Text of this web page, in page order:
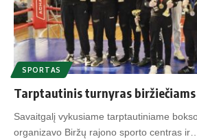
SPORTAS
Tarptautinis turnyras
Savaitgalį vykusiame tarptautiniame
organizavo Biržų rajono sporto centras